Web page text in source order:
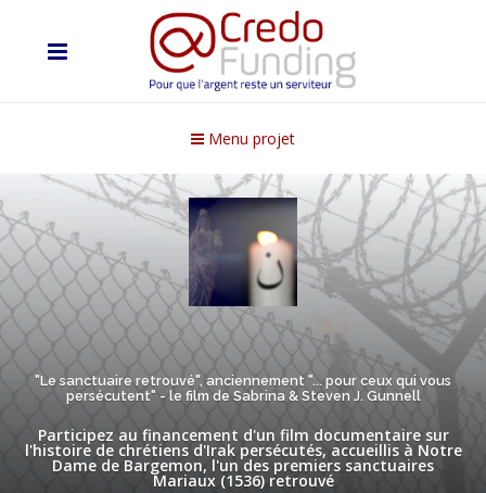
Menu projet
"Le sanctuaire retrouvé", anciennement "... pour ceux qui vous
persécutent" - le film de Sabrina & Steven J. Gunnell
Participez au financement d'un film documentaire sur
l'histoire de chrétiens d'Irak persécutés, accueillis à Notre
Dame de Bargemon, l'un des premiers sanctuaires
Mariaux (1536) retrouvé